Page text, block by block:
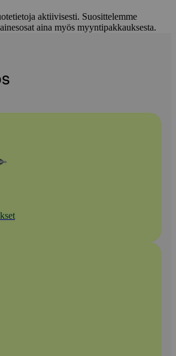
aktiivisesti. Suosittelemme
aina myös myyntipakkauksesta.